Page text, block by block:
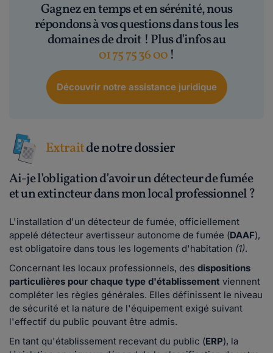
Gagnez en temps et en sérénité, nous
répondons à vos questions dans tous les
domaines de droit ! Plus d'infos au
01 75 75 36 00 !
Découvrir notre assistance juridique
Extraitde notre dossier
Ai-je l’obligation d’avoir un détecteur de fumée
et un extincteur dans mon local professionnel ?
L'installation d'un détecteur de fumée, officiellement
appelé détecteur avertisseur autonome de fumée (DAAF),
est obligatoire dans tous les logements d'habitation (1).
Concernant les locaux professionnels, des dispositions
particulières pour chaque type d'établissement viennent
compléter les règles générales. Elles définissent le niveau
de sécurité et la nature de l'équipement exigé suivant
l'effectif du public pouvant être admis.
En tant qu'établissement recevant du public (ERP), la